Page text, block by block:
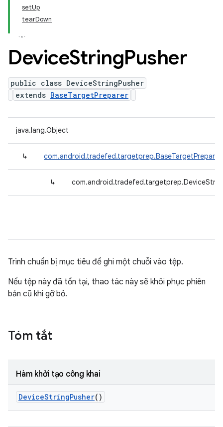
setUp
tearDown
DeviceStringPusher
public class DeviceStringPusher
extends BaseTargetPreparer
java.lang.Object
↳ com.android.tradefed.targetprep.BaseTargetPreparer
↳
Trình chuẩn bị mục tiêu để ghi một chuỗi vào tệp.
Nếu tệp này đã tồn tại, thao tác này sẽ khôi phục phiên
bản cũ khi gỡ bỏ.
Tóm tắt
Hàm khởi tạo công khai
DeviceStringPusher()